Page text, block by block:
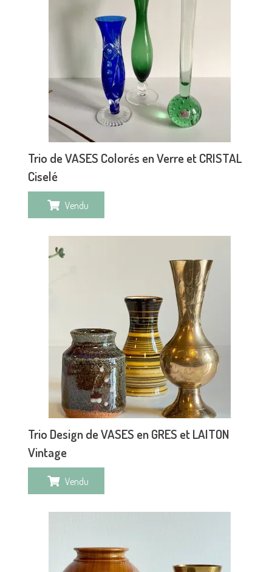
Trio de VASES Colorés en Verre et CRISTAL
Ciselé
Vendu
Trio Design de VASES en GRES et LAITON
Vintage
Vendu